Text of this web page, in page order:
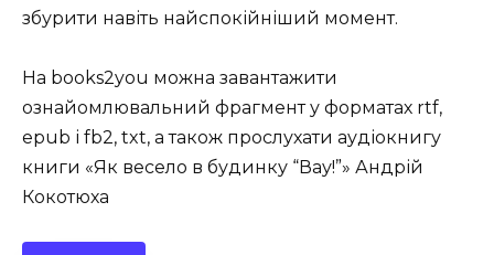
збурити навіть найспокійніший момент.
На books2you можна завантажити
ознайомлювальний фрагмент у форматах rtf,
epub і fb2, txt, а також прослухати аудіокнигу
книги «Як весело в будинку “Вау!”» Андрій
Кокотюха